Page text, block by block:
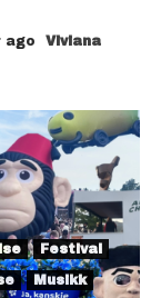
ago
Viviana
Festival
Musikk